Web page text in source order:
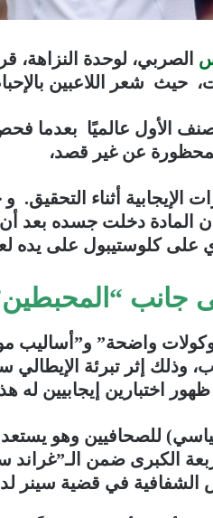
الصربي، لوحدة النزاهة،
شعر اللاعبين
الأول عالميًا بعدما
المحظورة عن غير قصد،
الإيجابية أثناء
المادة دخلت جسده بعد أن
على كلوستيبول على يده
جانب
واضحة” و”أساليب
إثر تبرئة الإيطالي
اختبارين إيجابيين له
كبيرًا (رقم قياسي) للصحافيين
الكبرى ضمن الـ”غراند
الشفافية في قضية سينر